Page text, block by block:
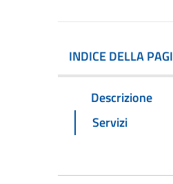
INDICE DELLA
Descrizione
Servizi